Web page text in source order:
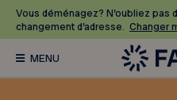
Vous déménagez? N’oubliez pas
changement d’adresse. Changer